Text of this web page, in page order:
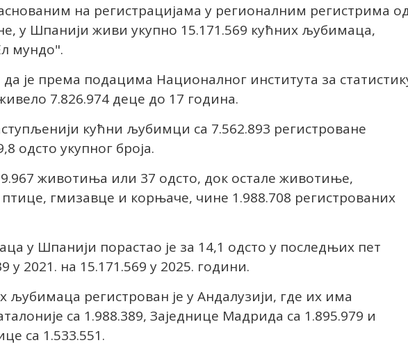
на регистрацијама у регионалним регистрима
у Шпанији живи укупно 15.171.569 кућних љубимаца,
мундо".
да је према подацима Националног института за
7.826.974 деце до 17 година.
кућни љубимци са 7.562.893 регистроване
одсто укупног броја.
животиња или 37 одсто, док остале животиње,
птице, гмизавце и корњаче, чине 1.988.708 регистрованих
у Шпанији порастао је за 14,1 одсто у последњих пет
у 2021. на 15.171.569 у 2025. години.
љубимаца регистрован је у Андалузији, где их има
са 1.988.389, Заједнице Мадрида са 1.895.979 и
са 1.533.551.